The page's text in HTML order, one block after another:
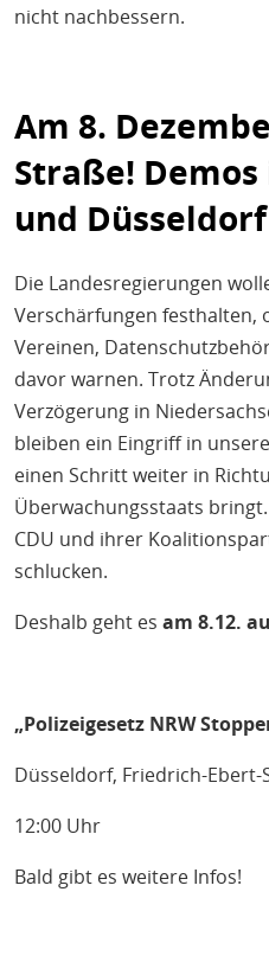
nicht nachbessern.
Am 8.
Straße!
und Düsseldorf
Die Landesregierungen
Verschärfungen festhalten,
Vereinen,
davor warnen. Trotz
Verzögerung in
bleiben ein Eingriff in
einen Schritt weiter in
Überwachungsstaats
CDU und ihrer
schlucken.
Deshalb geht es am 8.12.
„Polizeigesetz NRW
Düsseldorf, Friedrich-Ebert-
12:00 Uhr
Bald gibt es weitere Infos!